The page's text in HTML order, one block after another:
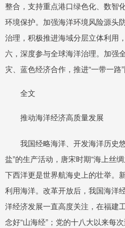
整合，支持重点港口绿色化、数智
环境保护。加强海洋环境风险源头
治理，积极推进海域分层立体利用
六，深度参与全球海洋治理。加强
灾、蓝色经济合作，推进“一带一路
全文
推动海洋经济高质量发展
我国经略海洋、开发海洋历史悠
盐”的生产活动，唐宋时期“海上丝
下西洋更是世界航海史上的壮举。
利用海洋。改革开放后，我国海洋
洋经济发展一直高度关注，在福建
念好“山海经”；党的十八大以来每